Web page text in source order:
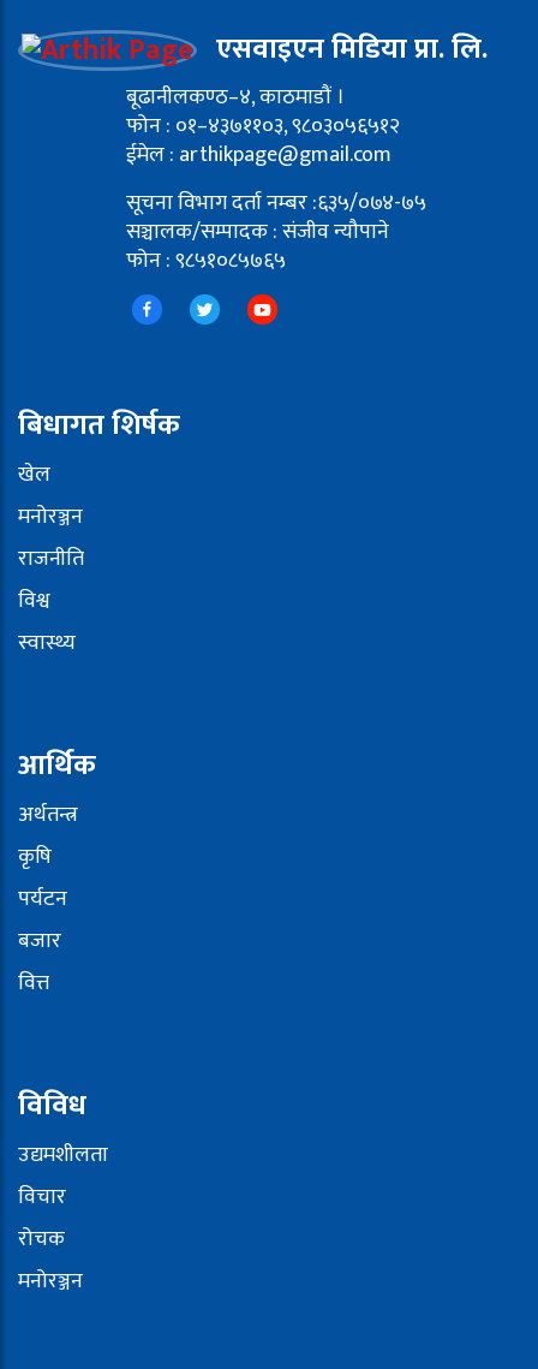
एसवाइएन मिडिया प्रा. लि.
बूढानीलकण्ठ–४, काठमाडौं ।
फोन : ०१–४३७११०३, ९८०३०५६५१२
ईमेल : arthikpage@gmail.com
सूचना विभाग दर्ता नम्बर :६३५/०७४-७५
सञ्चालक/सम्पादक : संजीव न्यौपाने
फोन : ९८५१०८५७६५
बिधागत शिर्षक
खेल
मनोरञ्जन
राजनीति
विश्व
स्वास्थ्य
आर्थिक
अर्थतन्त्र
कृषि
पर्यटन
बजार
वित्त
विविध
उद्यमशीलता
विचार
रोचक
मनोरञ्जन